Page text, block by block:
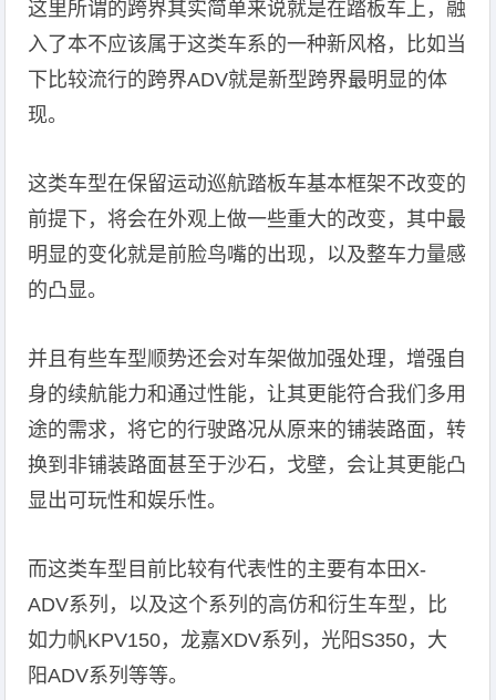
这里所谓的跨界其实简单来说就是在踏板车上，融
入了本不应该属于这类车系的一种新风格，比如当
下比较流行的跨界ADV就是新型跨界最明显的体
现。
这类车型在保留运动巡航踏板车基本框架不改变的
前提下，将会在外观上做一些重大的改变，其中最
明显的变化就是前脸鸟嘴的出现，以及整车力量感
的凸显。
并且有些车型顺势还会对车架做加强处理，增强自
身的续航能力和通过性能，让其更能符合我们多用
途的需求，将它的行驶路况从原来的铺装路面，转
换到非铺装路面甚至于沙石，戈壁，会让其更能凸
显出可玩性和娱乐性。
而这类车型目前比较有代表性的主要有本田X-
ADV系列，以及这个系列的高仿和衍生车型，比
如力帆KPV150，龙嘉XDV系列，光阳S350，大
阳ADV系列等等。